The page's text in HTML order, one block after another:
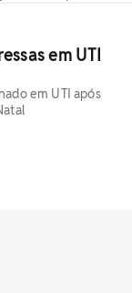
em UTI
em UTI após